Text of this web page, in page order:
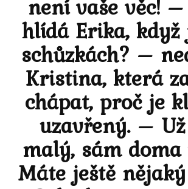
není vaše věc!
hlídá Erika,
schůzkách? –
Kristina, která
chápat, proč je
uzavřený. –
malý, sám
Máte ještě